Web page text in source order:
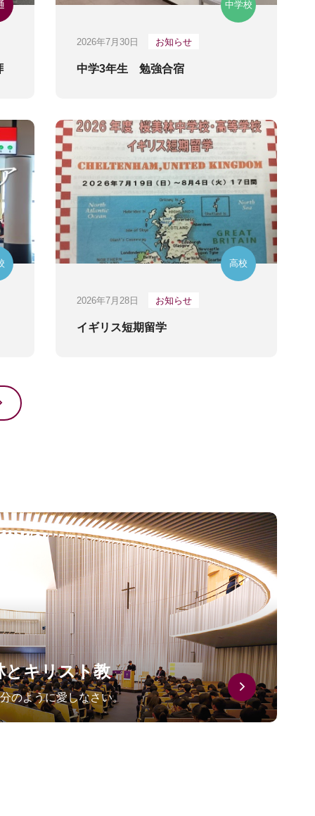
中学校
2026年7月30日 お知らせ
中学3年生 勉強合宿
高校
2026年7月28日 お知らせ
イギリス短期留学
とキリスト教
のように愛しなさい。